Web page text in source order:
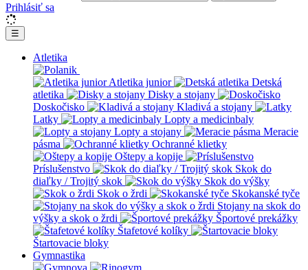
Prihlásiť sa
☰
Atletika
Atletika junior
Detská
atletika
Disky a stojany
Doskočisko
Kladivá a stojany
Latky
Lopty a medicinbaly
Lopty a stojany
Meracie
pásma
Ochranné klietky
Oštepy a kopije
Príslušenstvo
Skok do
diaľky / Trojitý skok
Skok do výšky
Skok o žrdi
Skokanské tyče
Stojany na skok do
výšky a skok o žrdi
Športové prekážky
Štafetové kolíky
Štartovacie bloky
Gymnastika